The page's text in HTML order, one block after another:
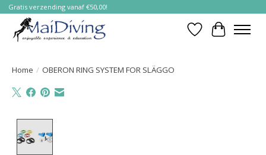
Gratis verzending vanaf €50,00!
Verlanglijst
Home / OBERON RING SYSTEM FOR SLÄGGO